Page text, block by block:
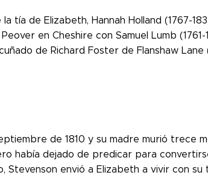
tía de Elizabeth, Hannah Holland (1767-
en Cheshire con Samuel Lumb
de Richard Foster de Flanshaw Lane
de 1810 y su madre murió trece
había dejado de predicar para
Stevenson envió a Elizabeth a vivir con su